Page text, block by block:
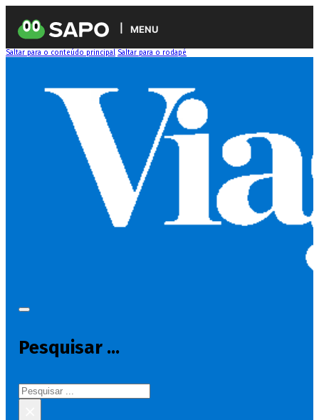
MENU
Saltar para o conteúdo principal Saltar para o rodapé
Pesquisar ...
Pesquisar